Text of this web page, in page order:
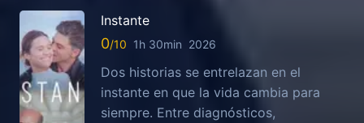
Instante
0 1h 30min 2026
Dos historias se entrelazan en el
instante en que la vida cambia para
siempre. Entre diagnósticos,